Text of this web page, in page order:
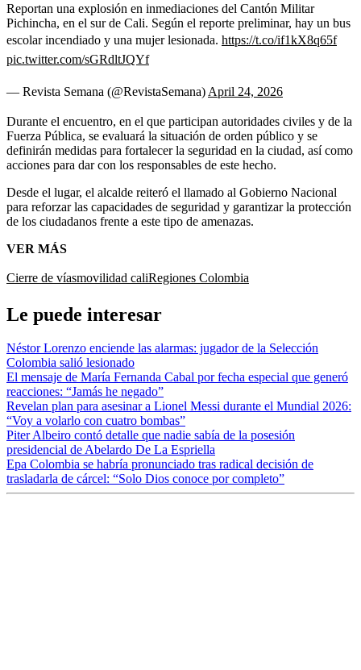
Reportan una explosión en inmediaciones del Cantón Militar
Pichincha, en el sur de Cali. Según el reporte preliminar, hay un bus
escolar incendiado y una mujer lesionada. https://t.co/if1kX8q65f
pic.twitter.com/sGRdltJQYf
— Revista Semana (@RevistaSemana) April 24, 2026
Durante el encuentro, en el que participan autoridades civiles y de la
Fuerza Pública, se evaluará la situación de orden público y se
definirán medidas para fortalecer la seguridad en la ciudad, así como
acciones para dar con los responsables de este hecho.
Desde el lugar, el alcalde reiteró el llamado al Gobierno Nacional
para reforzar las capacidades de seguridad y garantizar la protección
de los ciudadanos frente a este tipo de amenazas.
VER MÁS
Cierre de víasmovilidad caliRegiones Colombia
Le puede interesar
Néstor Lorenzo enciende las alarmas: jugador de la Selección
Colombia salió lesionado
El mensaje de María Fernanda Cabal por fecha especial que generó
reacciones: “Jamás he negado”
Revelan plan para asesinar a Lionel Messi durante el Mundial 2026:
“Voy a volarlo con cuatro bombas”
Piter Albeiro contó detalle que nadie sabía de la posesión
presidencial de Abelardo De La Espriella
Epa Colombia se habría pronunciado tras radical decisión de
trasladarla de cárcel: “Solo Dios conoce por completo”